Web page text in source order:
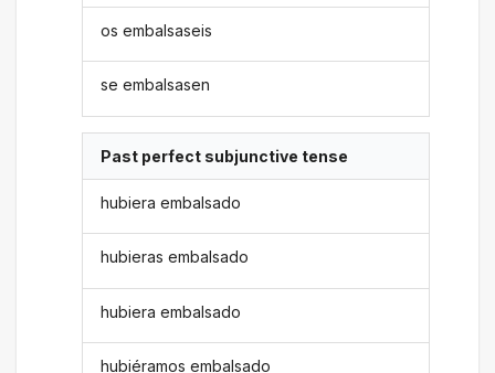
os embalsaseis
se embalsasen
Past perfect subjunctive tense
hubiera embalsado
hubieras embalsado
hubiera embalsado
hubiéramos embalsado